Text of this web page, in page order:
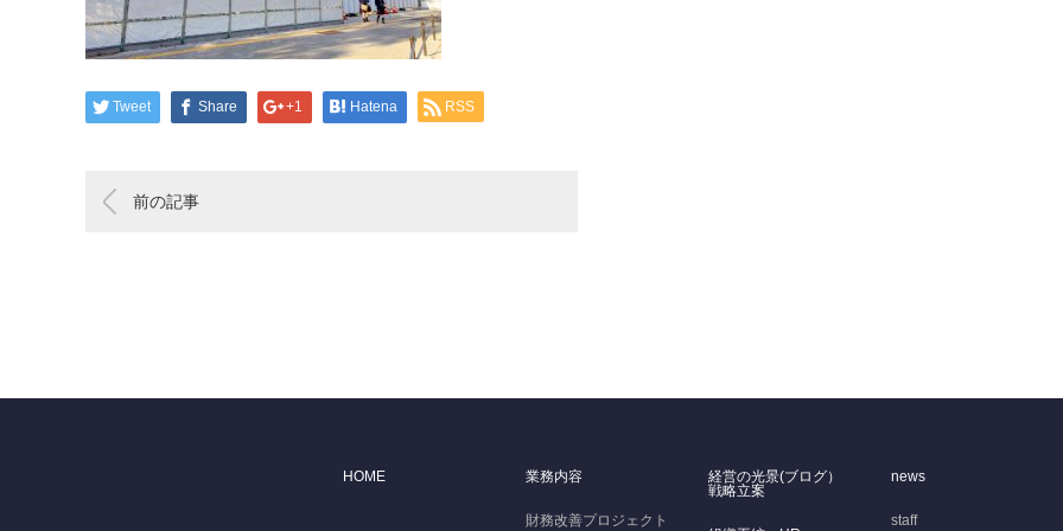
Tweet Share +1 Hatena RSS
前の記事
HOME 業務内容
財務改善プロジェクト
経営の光景(ブログ）
戦略立案
news
staff